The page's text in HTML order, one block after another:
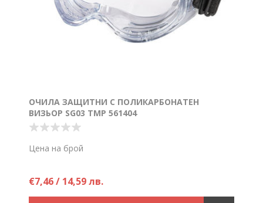
ОЧИЛА ЗАЩИТНИ С ПОЛИКАРБОНАТЕН
ВИЗЬОР SG03 TMP 561404
Цена на брой
€7,46 / 14,59 лв.